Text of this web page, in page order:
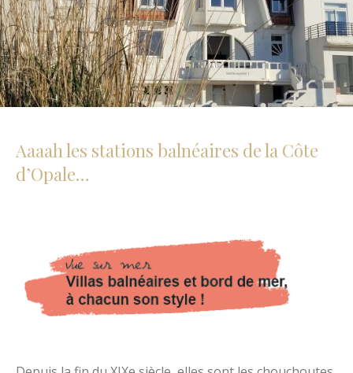
Aaaah les stations balnéaires de la Côte
d’Opale…